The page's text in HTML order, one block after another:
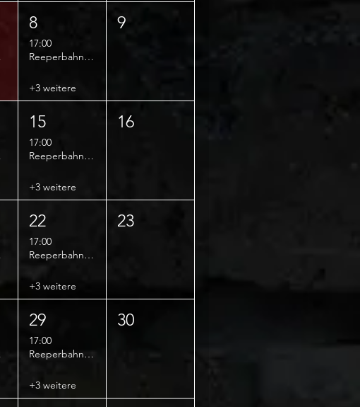
8
17:00
Reeperbahn Comedy Club - Early Show
+3 weitere
9
15
17:00
Reeperbahn Comedy Club - Early Show
+3 weitere
16
22
17:00
Reeperbahn Comedy Club - Early Show
+3 weitere
23
29
17:00
Reeperbahn Comedy Club - Early Show
+3 weitere
30